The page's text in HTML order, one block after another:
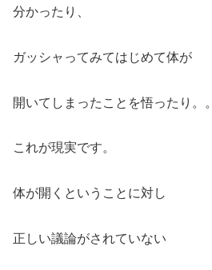
分かったり、
ガッシャってみてはじめて体が
開いてしまったことを悟ったり。。
これが現実です。
体が開くということに対し
正しい議論がされていない